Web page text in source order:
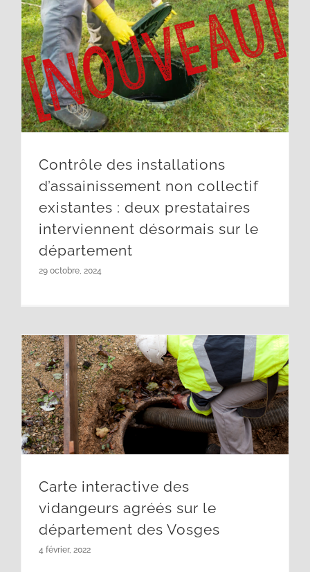
Contrôle des installations
d’assainissement non collectif
existantes : deux prestataires
interviennent désormais sur le
département
29 octobre, 2024
Carte interactive des
vidangeurs agréés sur le
département des Vosges
4 février, 2022